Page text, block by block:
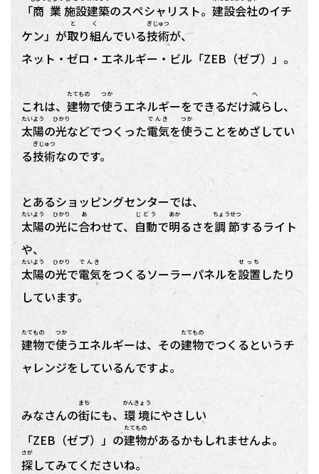
「商業施設建築のスペシャリスト。 建設会社のイチ
ケン」が取り組
と く
んでいる技術
ぎじゅつ
が、
ネット・ゼロ・エネルギー・ビル「ZEB（ゼブ）」。
これは、 建物
たてもの
で使
つか
うエネルギーをできるだけ減
へ
らし、
太陽
たいよう
の光
ひかり
などでつくった電気
でんき
を使
つか
うことをめざしてい
る技術
ぎじゅつ
なのです。
とあるショッピングセンターでは、
太陽
たいよう
の光
ひかり
に合
あ
わせて、 自動
じどう
で明
あか
るさを調節
ちょうせつ
するライト
や、
太陽
たいよう
の光
ひかり
で電気
でんき
をつくるソーラーパネルを設置
せっち
したり
しています。
建物
たてもの
で使
つか
うエネルギーは、その建物
たてもの
でつくるというチ
ャレンジをしているんですよ。
みなさんの街
まち
にも、 環境
かんきょう
にやさしい
「ZEB（ゼブ）」の建物
たてもの
があるかもしれませんよ。
探
さが
してみてくださいね。